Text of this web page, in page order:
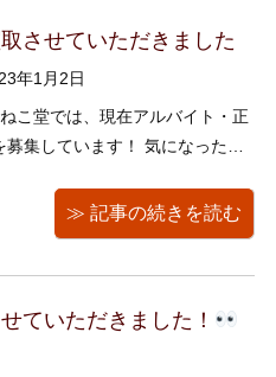
させていただきました
年1月2日
こ堂では、現在アルバイト・正
募集しています！ 気になった方
www.kumanekodou.com/recruit/
しておめでとうございます。皆
≫ 記事の続きを読む
ていただきました！